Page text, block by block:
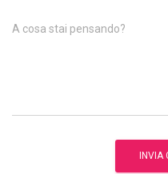
A cosa stai pensando?